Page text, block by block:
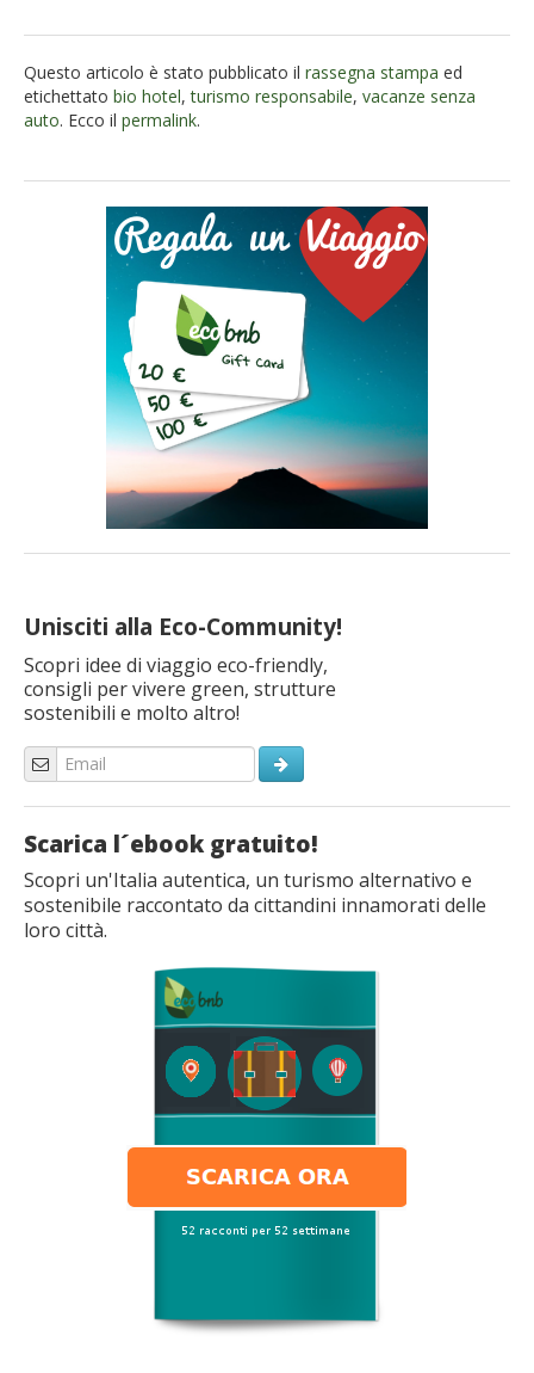
Questo articolo è stato pubblicato il rassegna stampa ed
etichettato bio hotel,turismo responsabile, vacanze senza
auto. Ecco il permalink.
Unisciti alla Eco-Community!
Scopri idee di viaggio eco-friendly,
consigli per vivere green, strutture
sostenibili e molto altro!
Scarica l´ebook gratuito!
Scopri un'Italia autentica, un turismo alternativo e
sostenibile raccontato da cittandini innamorati delle
loro città.